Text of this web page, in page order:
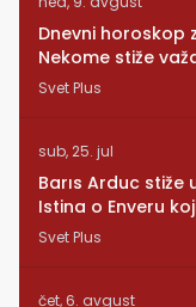
Dnevni horoskop
Nekome stiže
znak mora da
Svet Plus
sub, 25. jul
Barıs Arduc stiže
Istina o Enveru
promeni sve
Svet Plus
čet, 6. avgust